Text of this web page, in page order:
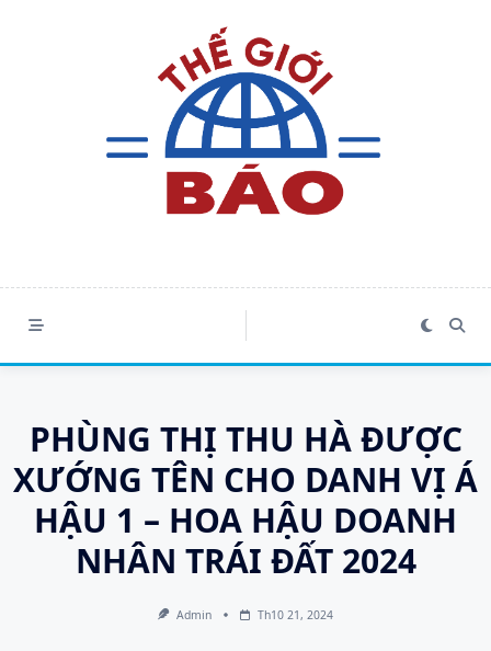
PHÙNG THỊ THU HÀ ĐƯỢC
XƯỚNG TÊN CHO DANH VỊ Á
HẬU 1 – HOA HẬU DOANH
NHÂN TRÁI ĐẤT 2024
Admin Th10 21, 2024